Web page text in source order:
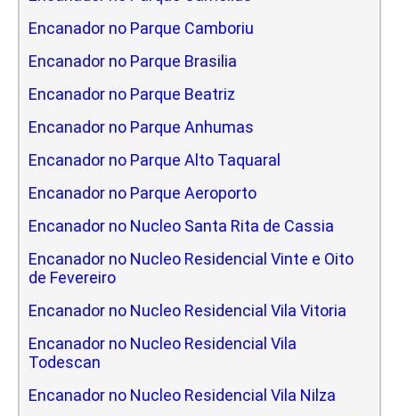
Encanador no Parque Camboriu
Encanador no Parque Brasilia
Encanador no Parque Beatriz
Encanador no Parque Anhumas
Encanador no Parque Alto Taquaral
Encanador no Parque Aeroporto
Encanador no Nucleo Santa Rita de Cassia
Encanador no Nucleo Residencial Vinte e Oito
de Fevereiro
Encanador no Nucleo Residencial Vila Vitoria
Encanador no Nucleo Residencial Vila
Todescan
Encanador no Nucleo Residencial Vila Nilza